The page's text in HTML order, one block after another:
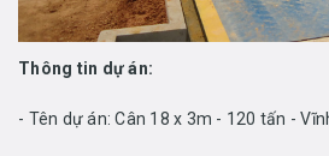
Thông tin dự án:
- Tên dự án: Cân 18 x 3m - 120 tấn -